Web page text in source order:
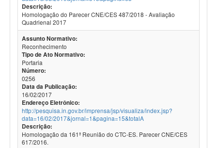
Descrição:
Homologação do Parecer CNE/CES 487/2018 - Avaliação
Quadrienal 2017
Assunto Normativo:
Reconhecimento
Tipo de Ato Normativo:
Portaria
Número:
0256
Data da Publicação:
16/02/2017
Endereço Eletrônico:
http://pesquisa.in.gov.br/imprensa/jsp/visualiza/index.jsp?
data=16/02/2017&jornal=1&pagina=15&totalA
Descrição:
Homologação da 161ª Reunião do CTC-ES. Parecer CNE/CES
617/2016.